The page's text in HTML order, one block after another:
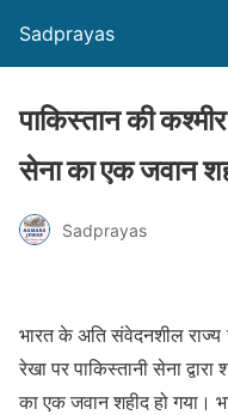
Sadprayas
पाकिस्तान की
सेना का एक जवान
Sadprayas
भारत के अति संवेदनशील राज्य
रेखा पर पाकिस्तानी सेना द्वारा
का एक जवान शहीद हो गया।